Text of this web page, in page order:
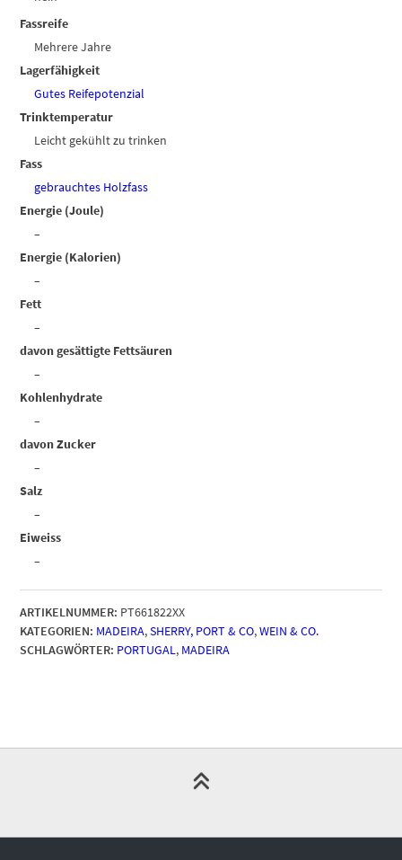
Fassreife
Mehrere Jahre
Lagerfähigkeit
Gutes Reifepotenzial
Trinktemperatur
Leicht gekühlt zu trinken
Fass
gebrauchtes Holzfass
Energie (Joule)
–
Energie (Kalorien)
–
Fett
–
davon gesättigte Fettsäuren
–
Kohlenhydrate
–
davon Zucker
–
Salz
–
Eiweiss
–
ARTIKELNUMMER: PT661822XX
KATEGORIEN: MADEIRA,SHERRY, PORT & CO,WEIN & CO.
SCHLAGWÖRTER: PORTUGAL, MADEIRA